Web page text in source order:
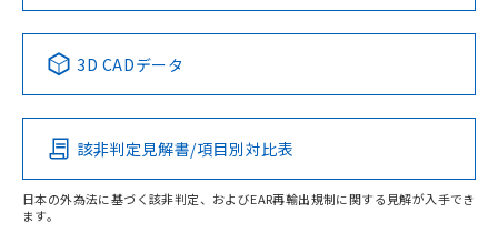
Pb Hg Cd Cr(VI)
O
3D CADデータ
該非判定見解書/項目別対比表
日本の外為法に基づく該非判定、およびEAR再輸出規制に関する見解が入手でき
ます。